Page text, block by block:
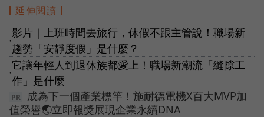
延伸閱讀
●
影片｜上班時間去旅行，休假不跟主管說！職場新
趨勢「安靜度假」是什麼？
●
它讓年輕人到退休族都愛上！職場新潮流「縫隙工
作」是什麼
成為下一個產業標竿！施耐德電機X百大MVP加
值榮譽🌏立即報獎展現企業永續DNA